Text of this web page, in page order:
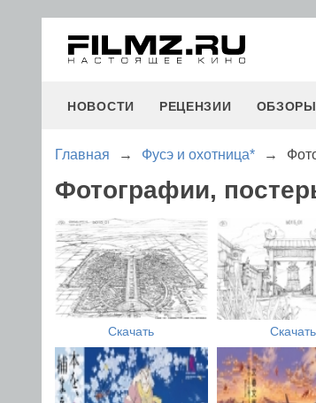
НОВОСТИ РЕЦЕНЗИИ
Главная → Фусэ и охотница* →
Фотографии,
Скачать Скачать